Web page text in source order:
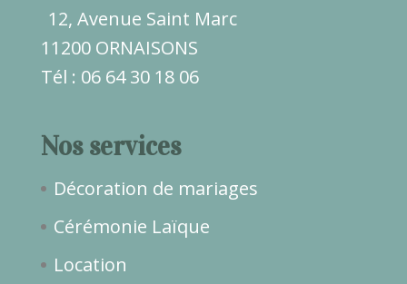
12, Avenue Saint Marc
11200 ORNAISONS
Tél : 06 64 30 18 06
Nos services
Décoration de mariages
Cérémonie Laïque
Location